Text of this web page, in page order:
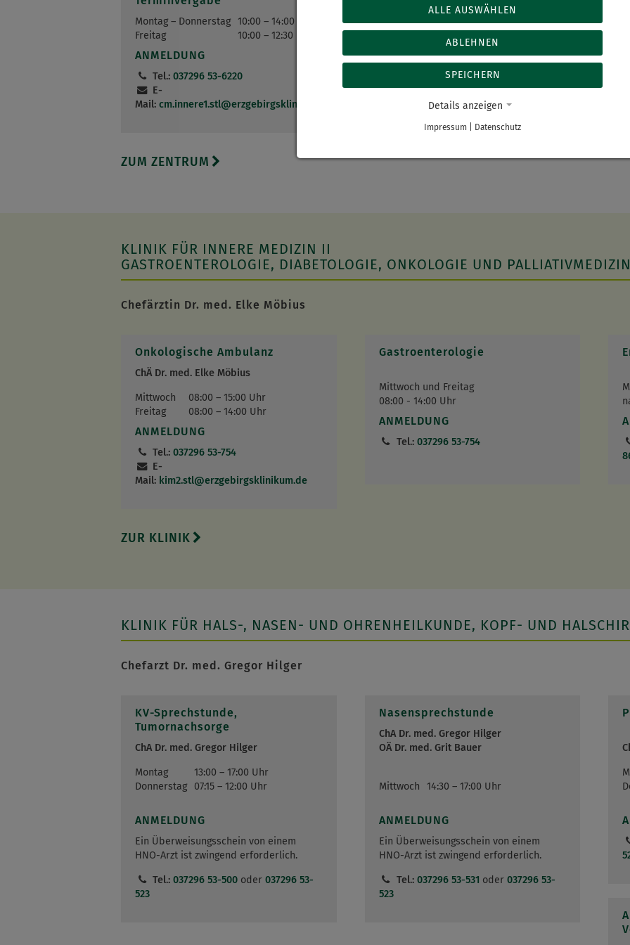
Montag – Donnerstag
10:00 – 14:00 Uhr
Freitag
10:00 – 12:30 Uhr
ANMELDUNG
Tel.: 037296 53-6220
E-
Mail: cm.innere1.stl@erzgebirgsklinikum.de
ZUM ZENTRUM
KLINIK FÜR INNERE MEDIZIN II
GASTROENTEROLOGIE, DIABETOLOGIE, ONKOLOGIE UND
Chefärztin Dr. med. Elke Möbius
Onkologische Ambulanz
ChÄ Dr. med. Elke Möbius
Mittwoch
08:00 – 15:00 Uhr
Freitag
08:00 – 14:00 Uhr
ANMELDUNG
Tel.: 037296 53-754
E-
Mail: kim2.stl@erzgebirgsklinikum.de
Gastroenterologie
Mittwoch und Freitag
08:00 - 14:00 Uhr
ANMELDUNG
Tel.: 037296 53-754
ZUR KLINIK
KLINIK FÜR HALS-, NASEN- UND OHRENHEILKUNDE, KOPF- UND
Chefarzt Dr. med. Gregor Hilger
KV-Sprechstunde,
Tumornachsorge
ChA Dr. med. Gregor Hilger
Montag
13:00 – 17:00 Uhr
Donnerstag
07:15 – 12:00 Uhr
ANMELDUNG
Ein Überweisungsschein von einem
HNO-Arzt ist zwingend erforderlich.
Tel.: 037296 53-500 oder 037296 53-
523
Nasensprechstunde
ChA Dr. med. Gregor Hilger
OÄ Dr. med. Grit Bauer
Mittwoch 14:30 – 17:00 Uhr
ANMELDUNG
Ein Überweisungsschein von einem
HNO-Arzt ist zwingend erforderlich.
Tel.: 037296 53-531 oder 037296 53-
523
ALLE AUSWÄHLEN
ABLEHNEN
SPEICHERN
Details anzeigen
Impressum Datenschutz